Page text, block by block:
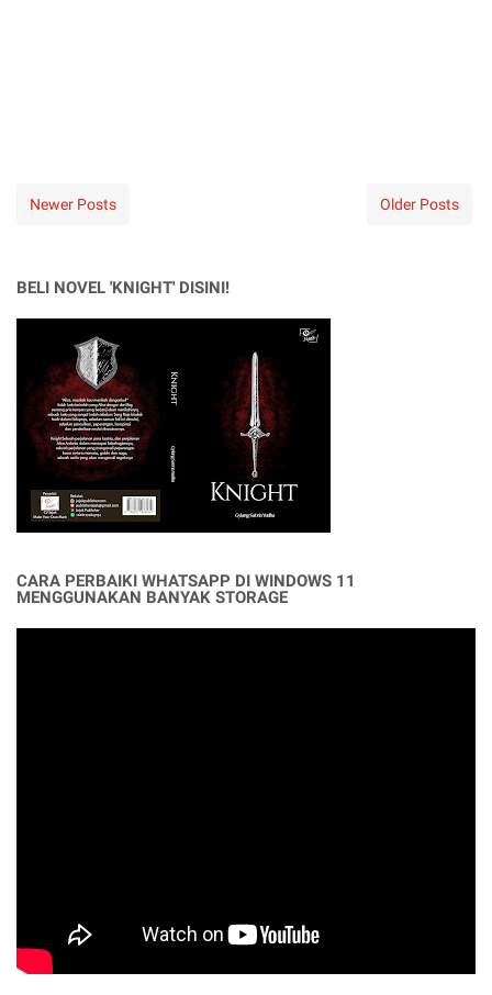
Newer Posts Older Posts
BELI NOVEL 'KNIGHT' DISINI!
CARA PERBAIKI WHATSAPP DI WINDOWS 11
MENGGUNAKAN BANYAK STORAGE